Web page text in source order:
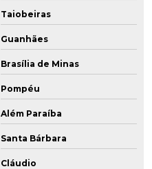
Taiobeiras
Guanhães
Brasília de Minas
Pompéu
Além Paraíba
Santa Bárbara
Cláudio